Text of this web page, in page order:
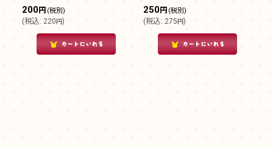
200円 (税別)
(税込: 220円)
250円 (税別)
(税込: 275円)